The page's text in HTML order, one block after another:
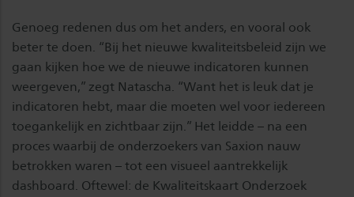
Genoeg redenen dus om het anders, en vooral ook
beter te doen. “Bij het nieuwe kwaliteitsbeleid zijn we
gaan kijken hoe we de nieuwe indicatoren kunnen
weergeven,” zegt Natascha. “Want het is leuk dat je
indicatoren hebt, maar die moeten wel voor iedereen
toegankelijk en zichtbaar zijn.” Het leidde – na een
proces waarbij de onderzoekers van Saxion nauw
betrokken waren – tot een visueel aantrekkelijk
dashboard. Oftewel: de Kwaliteitskaart Onderzoek